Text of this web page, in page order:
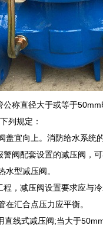
称直径大于或等于
列规定：
宜向上。消防给水系统
阀配套设置的减压阀，
型减压阀。
，减压阀设置要求应与
汇合点压力应平衡。
线式减压阀;当大于